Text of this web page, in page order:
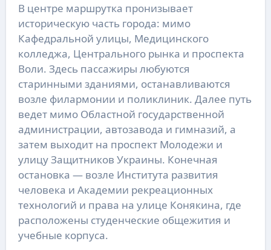
В центре маршрутка пронизывает
историческую часть города: мимо
Кафедральной улицы, Медицинского
колледжа, Центрального рынка и проспекта
Воли. Здесь пассажиры любуются
старинными зданиями, останавливаются
возле филармонии и поликлиник. Далее путь
ведет мимо Областной государственной
администрации, автозавода и гимназий, а
затем выходит на проспект Молодежи и
улицу Защитников Украины. Конечная
остановка — возле Института развития
человека и Академии рекреационных
технологий и права на улице Конякина, где
расположены студенческие общежития и
учебные корпуса.